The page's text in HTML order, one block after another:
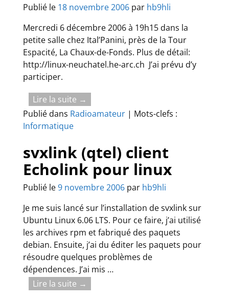
Publié le 18 novembre 2006 par hb9hli
Mercredi 6 décembre 2006 à 19h15 dans la
petite salle chez Ital’Panini, près de la Tour
Espacité, La Chaux-de-Fonds. Plus de détail:
http://linux-neuchatel.he-arc.ch J’ai prévu d’y
participer.
Lire la suite →
Publié dans Radioamateur| Mots-clefs :
Informatique
svxlink (qtel) client
Echolink pour linux
Publié le9 novembre 2006 par hb9hli
Je me suis lancé sur l’installation de svxlink sur
Ubuntu Linux 6.06 LTS. Pour ce faire, j’ai utilisé
les archives rpm et fabriqué des paquets
debian. Ensuite, j’ai du éditer les paquets pour
résoudre quelques problèmes de
dépendences. J’ai mis …
Lire la suite →